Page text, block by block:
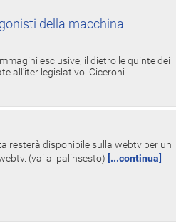
della macchina
esclusive, il dietro le quinte dei
all'iter legislativo. Ciceroni
resterà disponibile sulla webtv per un
(vai al palinsesto) [...continua]